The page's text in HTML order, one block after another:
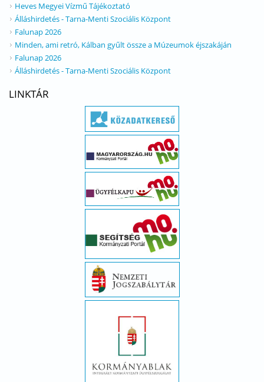
Heves Megyei Vízmű Tájékoztató
Álláshirdetés - Tarna-Menti Szociális Központ
Falunap 2026
Minden, ami retró, Kálban gyűlt össze a Múzeumok éjszakáján
Falunap 2026
Álláshirdetés - Tarna-Menti Szociális Központ
LINKTÁR